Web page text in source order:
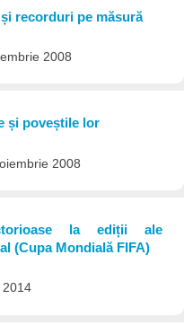
recorduri pe măsură
2008
și poveștile lor
2008
la ediții ale
(Cupa Mondială FIFA)
2014